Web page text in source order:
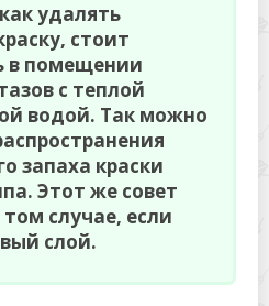
удалять
стоит
в помещении
с теплой
водой. Так можно
запаха краски
Этот же совет
случае, если
слой.